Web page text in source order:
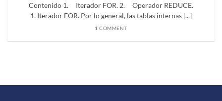
Contenido 1. Iterador FOR. 2. Operador REDUCE.
1. Iterador FOR. Por lo general, las tablas internas [...]
1 COMMENT